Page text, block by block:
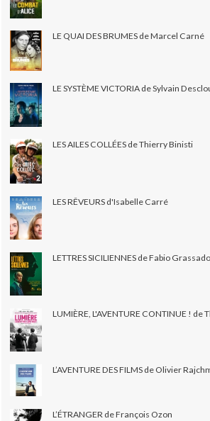
LE QUAI DES BRUMES de Marcel Carné
LE SYSTÈME VICTORIA de Sylvain
LES AILES COLLÉES de Thierry Binisti
LES RÊVEURS d'Isabelle Carré
LETTRES SICILIENNES de Fabio
LUMIÈRE, L'AVENTURE CONTINUE ! de
L’AVENTURE DES FILMS de Olivier
L’ÉTRANGER de François Ozon